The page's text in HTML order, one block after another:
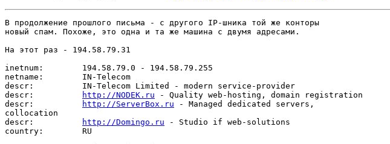
В продолжение прошлого письма - с другого IP-шника той же конторы
новый спам. Похоже, это одна и та же машина с двумя адресами.
На этот раз - 194.58.79.31
inetnum:        194.58.79.0 - 194.58.79.255
netname:        IN-Telecom
descr:          IN-Telecom Limited - modern service-provider
descr:
http://NODEK.ru - Quality web-hosting, domain registration
descr:
http://ServerBox.ru - Managed dedicated servers,
collocation
descr:
http://Domingo.ru - Studio if web-solutions
country:        RU